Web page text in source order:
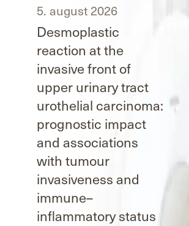
5. august 2026
Desmoplastic
reaction at the
invasive front of
upper urinary tract
urothelial carcinoma:
prognostic impact
and associations
with tumour
invasiveness and
immune–
inflammatory status